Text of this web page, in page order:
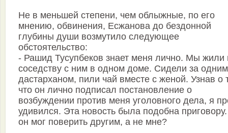
Не в меньшей степени, чем облыжные, по его
мнению, обвинения, Есжанова до бездонной
глубины души возмутило следующее
обстоятельство:
- Рашид Тусупбеков знает меня лично. Мы жили
соседству с ним в одном доме. Сидели за одним
дастарханом, пили чай вместе с женой. Узнав о
что он лично подписал постановление о
возбуждении против меня уголовного дела, я
удивился. Эта новость была подобна
он мог поверить другим, а не мне?